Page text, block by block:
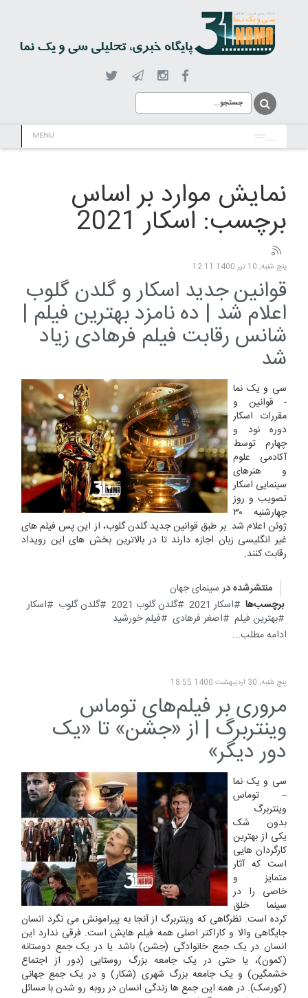
MENU
نمایش موارد بر اساس
برچسب: اسکار 2021
پنج شنبه, 10 تیر 1400 12:11
قوانین جدید اسکار و گلدن گلوب
اعلام شد | ده نامزد بهترین فیلم |
شانس رقابت فیلم فرهادی زیاد
شد
سی و یک نما
- قوانین و
مقررات اسکار
دوره نود و
چهارم توسط
آکادمی علوم
و هنرهای
سینمایی اسکار
تصویب و روز
چهارشنبه ۳۰
ژوئن اعلام شد. بر طبق قوانین جدید گلدن گلوب، از این پس فیلم های
غیر انگلیسی زبان اجازه دارند تا در بالاترین بخش های این رویداد
رقابت کنند.
منتشرشده در سینمای جهان
برچسب‌ها
اسکار 2021 گلدن گلوب 2021 گلدن گلوب
اسکار
بهترین فیلم
اصغر فرهادی
فیلم خورشید
ادامه مطلب...
پنج شنبه, 30 ارديبهشت 1400 18:55
مروری بر فیلم‌های توماس
وینتربرگ | از «جشن» تا «یک
دور دیگر»
سی و یک نما
– توماس
وینتربرگ
بدون شک
یکی از بهترین
کارگردان هایی
است که آثار
متمایز و
خاصی را در
سینما خلق
کرده است. نظرگاهی که وینتربرگ از آنجا به پیرامونش می نگرد انسان
جایگاهی والا و کاراکتر اصلی همه فیلم هایش است. فرقی ندارد این
انسان در یک جمع خانوادگی (جشن) باشد یا در یک جمع دوستانه
(کمون)، یا حتی در یک جامعه بزرگ روستایی (دور از اجتماع
خشمگین) و یک جامعه بزرگ شهری (شکار) و در یک جمع جهانی
(کورسک). در همه این جمع ها زندگی انسان در روبه رو شدن با مسائل